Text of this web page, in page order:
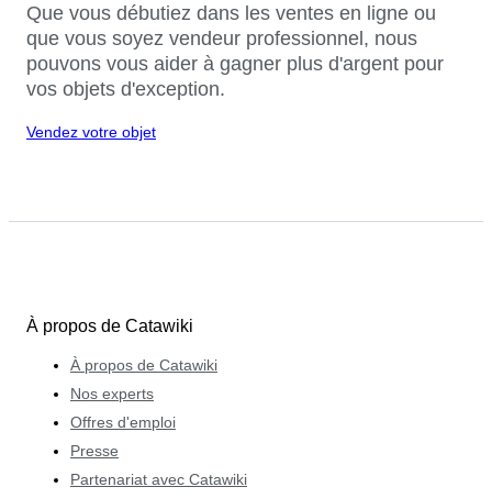
Que vous débutiez dans les ventes en ligne ou
que vous soyez vendeur professionnel, nous
pouvons vous aider à gagner plus d'argent pour
vos objets d'exception.
Vendez votre objet
À propos de Catawiki
À propos de Catawiki
Nos experts
Offres d'emploi
Presse
Partenariat avec Catawiki